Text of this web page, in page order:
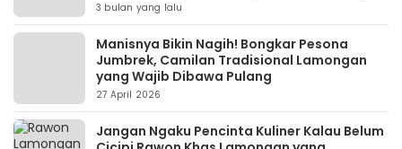
3 bulan yang lalu
Manisnya Bikin Nagih! Bongkar Pesona
Jumbrek, Camilan Tradisional Lamongan
yang Wajib Dibawa Pulang
27 April 2026
Jangan Ngaku Pencinta Kuliner Kalau Belum